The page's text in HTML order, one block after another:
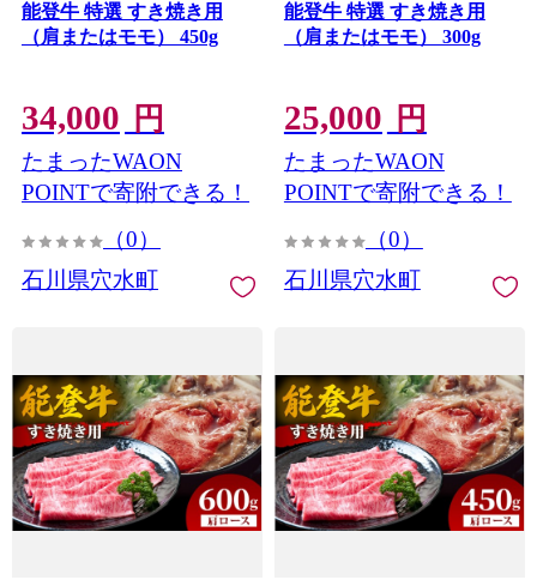
能登牛 特選 すき焼き用
（肩またはモモ） 450g
34,000 円
たまったWAON
POINTで寄附できる！
（0）
石川県穴水町
能登牛 特選 すき焼き用
（肩またはモモ） 300g
25,000 円
たまったWAON
POINTで寄附できる！
（0）
石川県穴水町